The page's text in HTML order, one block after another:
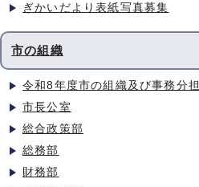
ぎかいだより表紙写真募集
市の組織
令和8年度市の組織及び事務分担
市長公室
総合政策部
総務部
財務部